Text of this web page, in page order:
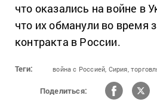
что оказались на войне в
что их обманули во время
контракта в России.
Теги: война с Россией, Сирия,
Поделиться: